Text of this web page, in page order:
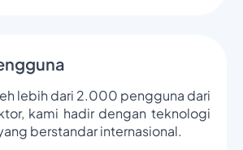
lebih dari 2.000 pengguna dari
kami hadir dengan teknologi
berstandar internasional.